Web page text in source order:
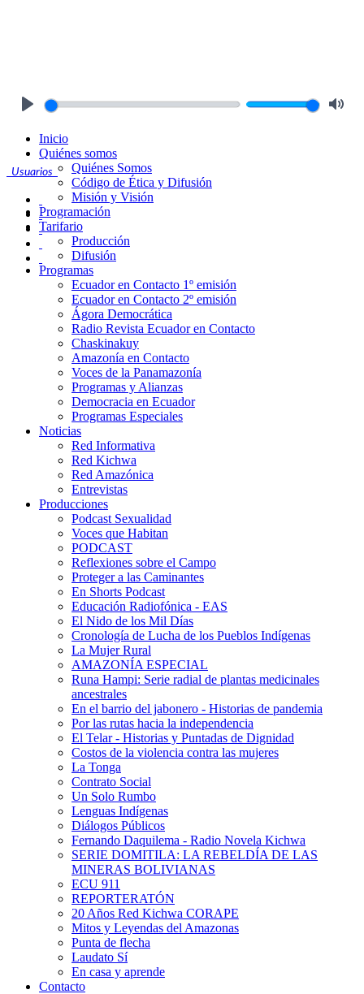
Usuarios
Inicio
Quiénes somos
Quiénes Somos
Código de Ética y Difusión
Misión y Visión
Programación
Tarifario
Producción
Difusión
Programas
Ecuador en Contacto 1º emisión
Ecuador en Contacto 2º emisión
Ágora Democrática
Radio Revista Ecuador en Contacto
Chaskinakuy
Amazonía en Contacto
Voces de la Panamazonía
Programas y Alianzas
Democracia en Ecuador
Programas Especiales
Noticias
Red Informativa
Red Kichwa
Red Amazónica
Entrevistas
Producciones
Podcast Sexualidad
Voces que Habitan
PODCAST
Reflexiones sobre el Campo
Proteger a las Caminantes
En Shorts Podcast
Educación Radiofónica - EAS
El Nido de los Mil Días
Cronología de Lucha de los Pueblos Indígenas
La Mujer Rural
AMAZONÍA ESPECIAL
Runa Hampi: Serie radial de plantas medicinales
ancestrales
En el barrio del jabonero - Historias de pandemia
Por las rutas hacia la independencia
El Telar - Historias y Puntadas de Dignidad
Costos de la violencia contra las mujeres
La Tonga
Contrato Social
Un Solo Rumbo
Lenguas Indígenas
Diálogos Públicos
Fernando Daquilema - Radio Novela Kichwa
SERIE DOMITILA: LA REBELDÍA DE LAS
MINERAS BOLIVIANAS
ECU 911
REPORTERATÓN
20 Años Red Kichwa CORAPE
Mitos y Leyendas del Amazonas
Punta de flecha
Laudato Sí
En casa y aprende
Contacto